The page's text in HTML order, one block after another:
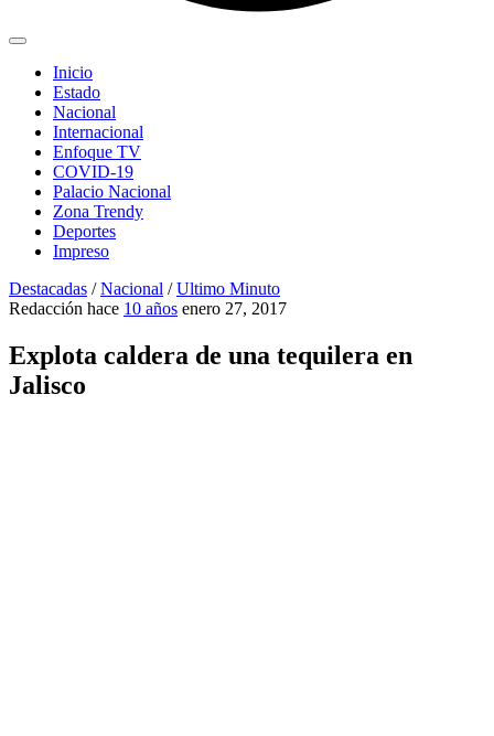
Inicio
Estado
Nacional
Internacional
Enfoque TV
COVID-19
Palacio Nacional
Zona Trendy
Deportes
Impreso
Destacadas /Nacional /Ultimo Minuto
Redacción hace 10 años enero 27, 2017
Explota caldera de una tequilera en
Jalisco